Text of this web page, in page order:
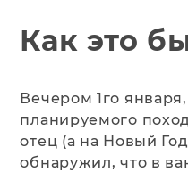
Как это
Вечером 1го
планируемого
отец (а на Новый
обнаружил, что в